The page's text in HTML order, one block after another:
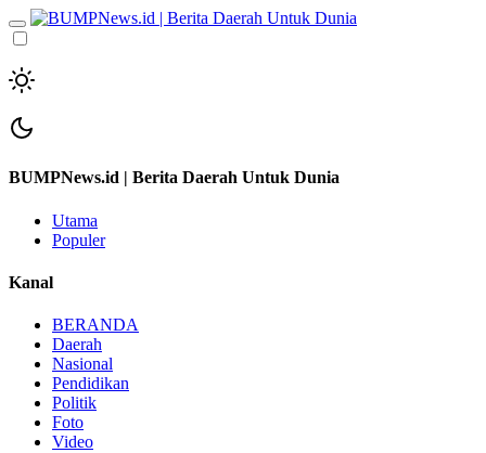
BUMPNews.id | Berita Daerah Untuk Dunia
Utama
Populer
Kanal
BERANDA
Daerah
Nasional
Pendidikan
Politik
Foto
Video